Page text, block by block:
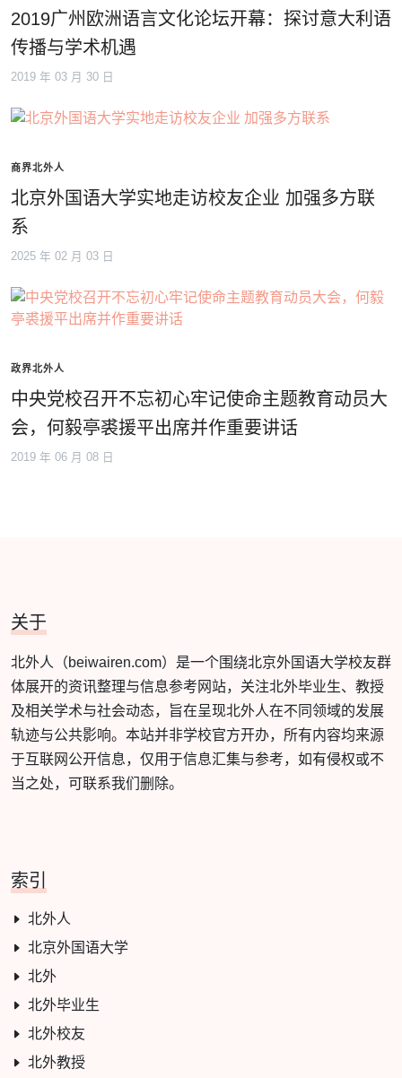
2019广州欧洲语言文化论坛开幕：探讨意大利语
传播与学术机遇
2019 年 03 月 30 日
商界北外人
北京外国语大学实地走访校友企业 加强多方联
系
2025 年 02 月 03 日
政界北外人
中央党校召开不忘初心牢记使命主题教育动员大
会，何毅亭裘援平出席并作重要讲话
2019 年 06 月 08 日
关于
北外人（beiwairen.com）是一个围绕北京外国语大学校友群
体展开的资讯整理与信息参考网站，关注北外毕业生、教授
及相关学术与社会动态，旨在呈现北外人在不同领域的发展
轨迹与公共影响。本站并非学校官方开办，所有内容均来源
于互联网公开信息，仅用于信息汇集与参考，如有侵权或不
当之处，可联系我们删除。
索引
北外人
北京外国语大学
北外
北外毕业生
北外校友
北外教授